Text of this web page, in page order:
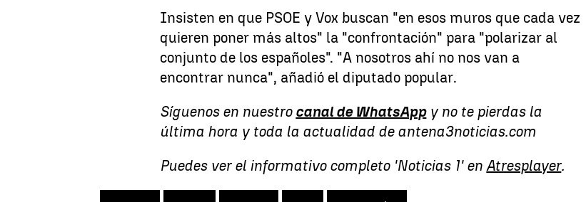
Insisten en que PSOE y Vox buscan "en esos muros que cada vez
quieren poner más altos" la "confrontación" para "polarizar al
conjunto de los españoles". "A nosotros ahí no nos van a
encontrar nunca", añadió el diputado popular.
Síguenos en nuestro canal de WhatsAppy no te pierdas la
última hora y toda la actualidad de antena3noticias.com
Puedes ver el informativo completo 'Noticias 1' enAtresplayer.